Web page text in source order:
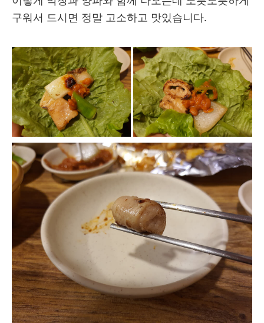
구워서 드시면 정말 고소하고 맛있습니다.